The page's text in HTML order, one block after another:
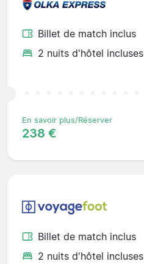
Billet de match inclus
2 nuits d'hôtel incluses
En savoir plus/Réserver
238 €
Billet de match inclus
2 nuits d'hôtel incluses